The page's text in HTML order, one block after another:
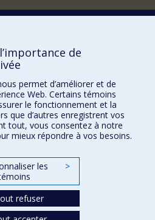
de
permet d’améliorer et de
Web. Certains témoins
le fonctionnement et la
que d’autres enregistrent vos
tout, vous consentez à notre
mieux répondre à vos besoins.
les
>
refuser